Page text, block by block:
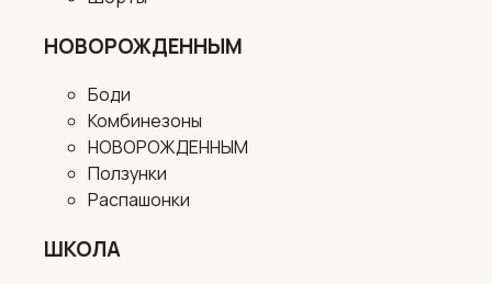
НОВОРОЖДЕННЫМ
Боди
Комбинезоны
НОВОРОЖДЕННЫМ
Ползунки
Распашонки
ШКОЛА